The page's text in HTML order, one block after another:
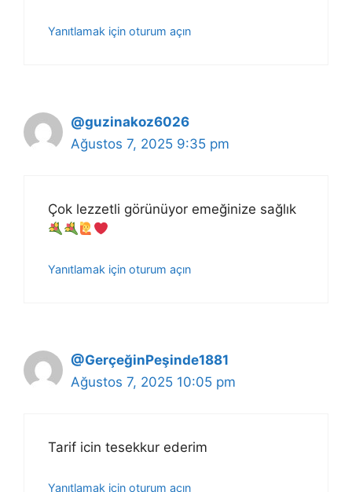
Yanıtlamak için oturum açın
@guzinakoz6026
Ağustos 7, 2025 9:35 pm
Çok lezzetli görünüyor emeğinize sağlık
Yanıtlamak için oturum açın
@GerçeğinPeşinde1881
Ağustos 7, 2025 10:05 pm
Tarif icin tesekkur ederim
Yanıtlamak için oturum açın